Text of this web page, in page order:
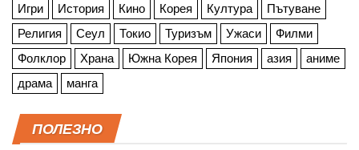
Игри
История Кино Корея Култура
Пътуване
Религия
Сеул Токио Туризъм Ужаси
Филми
Фолклор
Храна Южна Корея Япония азия
аниме
драма
манга
ПОЛЕЗНО